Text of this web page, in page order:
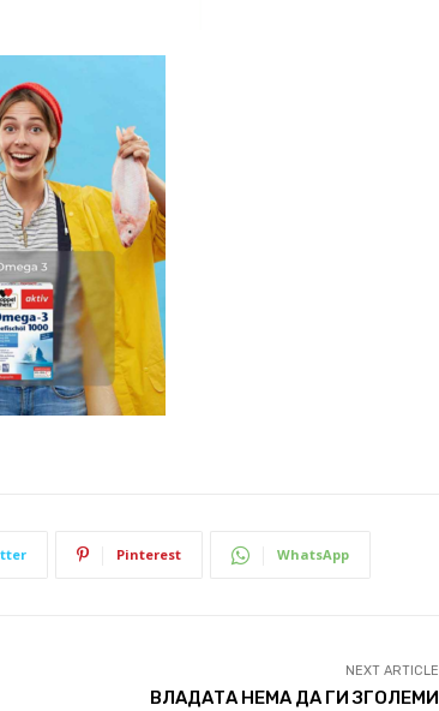
Pinterest WhatsApp
NEXT ARTICLE
ВЛАДАТА НЕМА ДА ГИ ЗГОЛЕМИ